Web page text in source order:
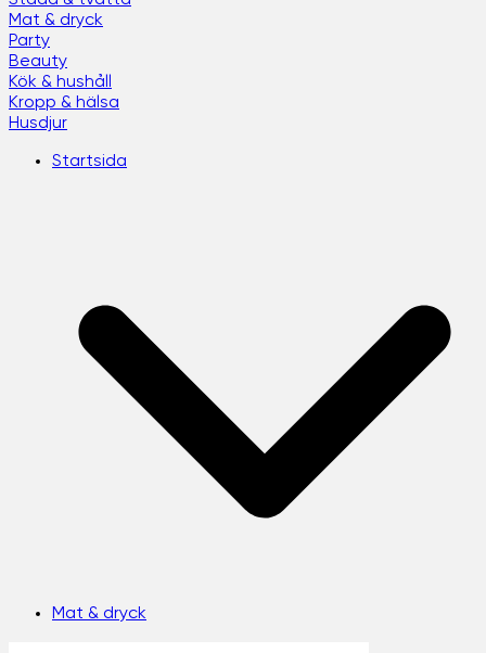
Mat & dryck
Party
Beauty
Kök & hushåll
Kropp & hälsa
Husdjur
Startsida
Mat & dryck